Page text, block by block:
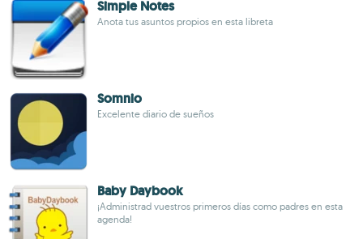
Simple Notes
Anota tus asuntos propios en esta libreta
Somnio
Excelente diario de sueños
Baby Daybook
¡Administrad vuestros primeros días como padres en esta
agenda!